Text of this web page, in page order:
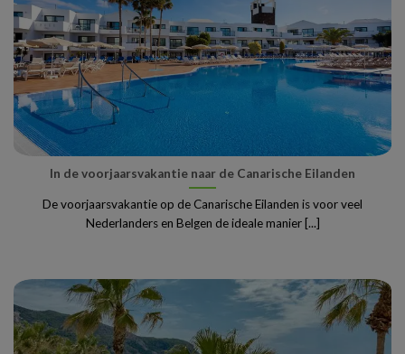
In de voorjaarsvakantie naar de Canarische Eilanden
De voorjaarsvakantie op de Canarische Eilanden is voor veel
Nederlanders en Belgen de ideale manier [...]